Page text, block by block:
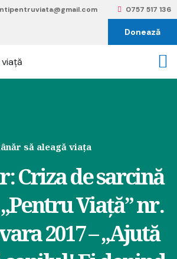
0757 517 136
Donează
să aleagă viața
Criza de sarcină
Viață” nr.
2017 – „Ajută